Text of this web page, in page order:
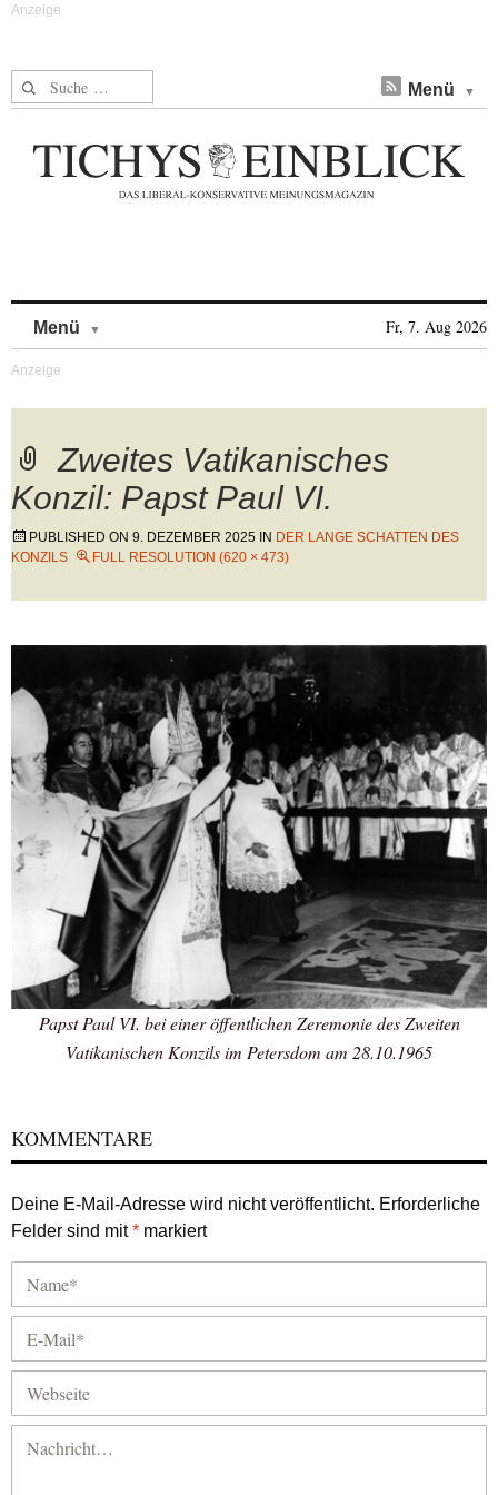
Suche nach: Menü
Menü Fr, 7. Aug 2026
Zweites Vatikanisches
Konzil: Papst Paul VI.
PUBLISHED ON 9. DEZEMBER 2025 IN DER LANGE SCHATTEN DES
KONZILS
FULL RESOLUTION (620 × 473)
Papst Paul VI. bei einer öffentlichen Zeremonie des Zweiten
Vatikanischen Konzils im Petersdom am 28.10.1965
KOMMENTARE
Deine E-Mail-Adresse wird nicht veröffentlicht. Erforderliche
Felder sind mit* markiert